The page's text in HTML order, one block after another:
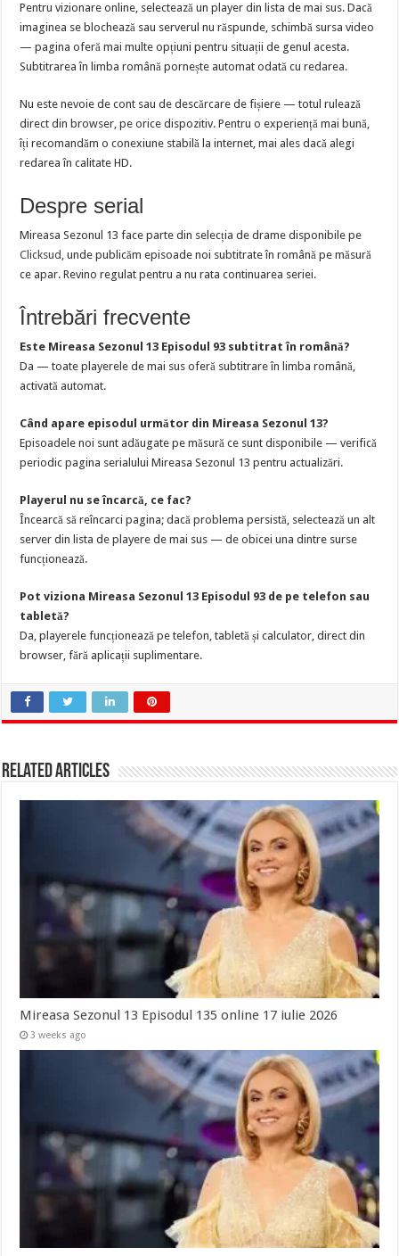
Pentru vizionare online, selectează un player din lista de mai sus. Dacă
imaginea se blochează sau serverul nu răspunde, schimbă sursa video
— pagina oferă mai multe opțiuni pentru situații de genul acesta.
Subtitrarea în limba română pornește automat odată cu redarea.
Nu este nevoie de cont sau de descărcare de fișiere — totul rulează
direct din browser, pe orice dispozitiv. Pentru o experiență mai bună,
îți recomandăm o conexiune stabilă la internet, mai ales dacă alegi
redarea în calitate HD.
Despre serial
Mireasa Sezonul 13 face parte din selecția de drame disponibile pe
Clicksud , unde publicăm episoade noi subtitrate în română pe măsură
ce apar. Revino regulat pentru a nu rata continuarea seriei.
Întrebări frecvente
Este Mireasa Sezonul 13 Episodul 93 subtitrat în română?
Da — toate playerele de mai sus oferă subtitrare în limba română,
activată automat.
Când apare episodul următor din Mireasa Sezonul 13?
Episoadele noi sunt adăugate pe măsură ce sunt disponibile — verifică
periodic pagina serialului Mireasa Sezonul 13 pentru actualizări.
Playerul nu se încarcă, ce fac?
Încearcă să reîncarci pagina; dacă problema persistă, selectează un alt
server din lista de playere de mai sus — de obicei una dintre surse
funcționează.
Pot viziona Mireasa Sezonul 13 Episodul 93 de pe telefon sau
tabletă?
Da, playerele funcționează pe telefon, tabletă și calculator, direct din
browser, fără aplicații suplimentare.
Related Articles
Mireasa Sezonul 13 Episodul 135 online 17 iulie 2026
3 weeks ago